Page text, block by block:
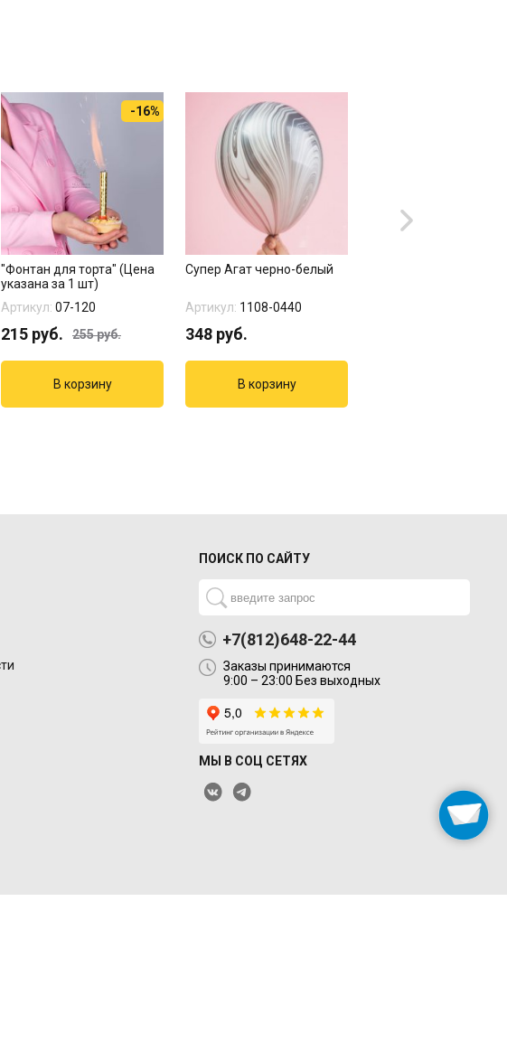
-16%
"Фонтан для торта" (Цена
указана за 1 шт)
Артикул: 07-120
215 руб. 255руб.
Супер Агат черно-белый
Артикул: 1108-0440
348 руб.
ПОИСК ПО САЙТУ
+7(812)648-22-44
Заказы принимаются
9:00 – 23:00 Без выходных
МЫ В СОЦ СЕТЯХ